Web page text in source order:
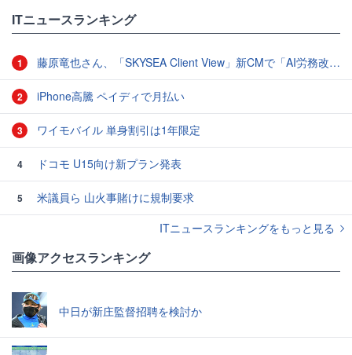
ITニュースランキング
1 藤原竜也さん、「SKYSEA Client View」新CMで「AI労務改善」をアピール 働き方をAIが分析したら「すぐに休んで」と言われる？
2 iPhone高騰 ペイディで月払い
3 ワイモバイル 単身割引は1年限定
4 ドコモ U15向け新プラン発表
5
米議員ら 山火事賭けに規制要求
ITニュースランキングをもっと見る
画像アクセスランキング
中日が新庄監督招聘を検討か